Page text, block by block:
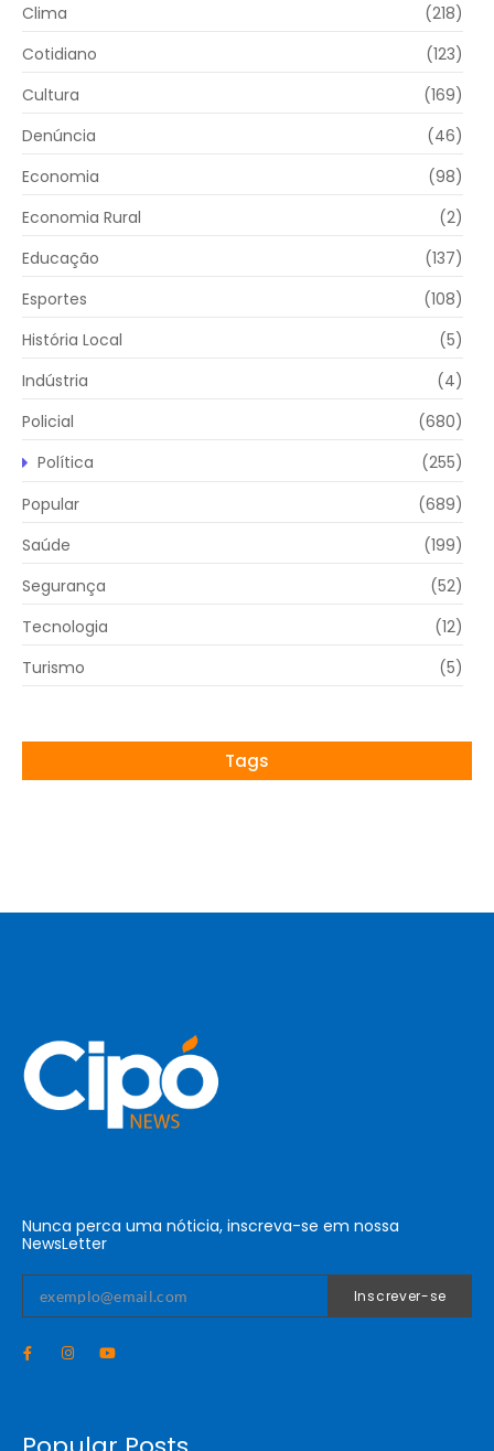
Clima
(218)
Cotidiano
(123)
Cultura
(169)
Denúncia
(46)
Economia
(98)
Economia Rural
(2)
Educação
(137)
Esportes
(108)
História Local
(5)
Indústria
(4)
Policial
(680)
Política
(255)
Popular
(689)
Saúde
(199)
Segurança
(52)
Tecnologia
(12)
Turismo
(5)
Tags
Nunca perca uma nóticia, inscreva-se em nossa
NewsLetter
Inscrever-se